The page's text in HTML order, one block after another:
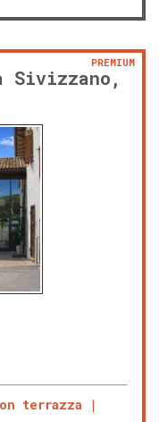
Sivizzano,
PREMIUM
terrazza